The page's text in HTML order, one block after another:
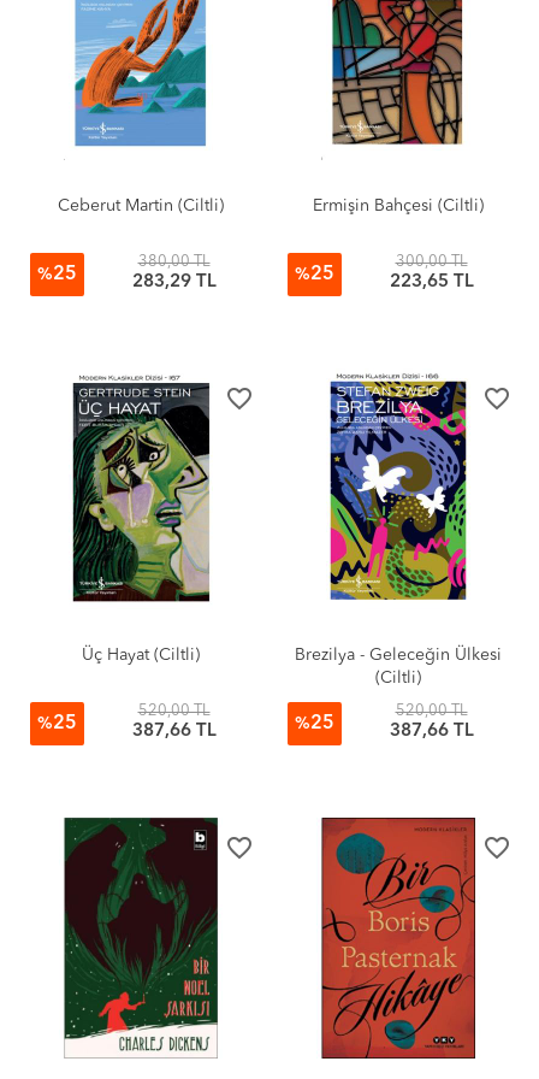
Ceberut Martin (Ciltli)
%25
380,00 TL
283,29 TL
Ermişin Bahçesi (Ciltli)
%25
300,00 TL
223,65 TL
favorite_border
Üç Hayat (Ciltli)
%25
520,00 TL
387,66 TL
favorite_border
Brezilya - Geleceğin Ülkesi
(Ciltli)
%25
520,00 TL
387,66 TL
favorite_border favorite_border